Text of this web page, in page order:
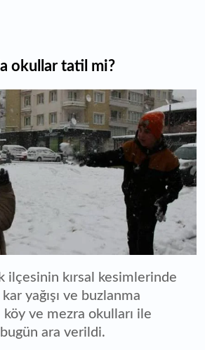
okullar tatil mi?
ilçesinin kırsal kesimlerinde
yağışı ve buzlanma
ve mezra okulları ile
ara verildi.